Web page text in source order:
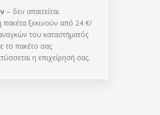
– δεν απαιτείται
πακέτα ξεκινούν από 24 €/
του καταστήματός
το πακέτο σας
η επιχείρησή σας.